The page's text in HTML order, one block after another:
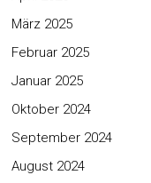
März 2025
Februar 2025
Januar 2025
Oktober 2024
September 2024
August 2024